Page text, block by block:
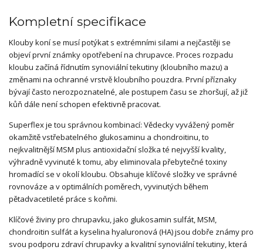
Kompletní specifikace
Klouby koní se musí potýkat s extrémními silami a nejčastěji se
objeví první známky opotřebení na chrupavce. Proces rozpadu
kloubu začíná řídnutím synoviální tekutiny (kloubního mazu) a
změnami na ochranné vrstvě kloubního pouzdra. První příznaky
bývají často nerozpoznatelné, ale postupem času se zhoršují, až již
kůň dále není schopen efektivně pracovat.
Superflex je tou správnou kombinací: Vědecky vyvážený poměr
okamžitě vstřebatelného glukosaminu a chondroitinu, to
nejkvalitnější MSM plus antioxidační složka té nejvyšší kvality,
výhradně vyvinuté k tomu, aby eliminovala přebytečné toxiny
hromadící se v okolí kloubu. Obsahuje klíčové složky ve správné
rovnováze a v optimálních poměrech, vyvinutých během
pětadvacetileté práce s koňmi.
Klíčové živiny pro chrupavku, jako glukosamin sulfát, MSM,
chondroitin sulfát a kyselina hyaluronová (HA) jsou dobře známy pro
svou podporu zdraví chrupavky a kvalitní synoviální tekutiny, která